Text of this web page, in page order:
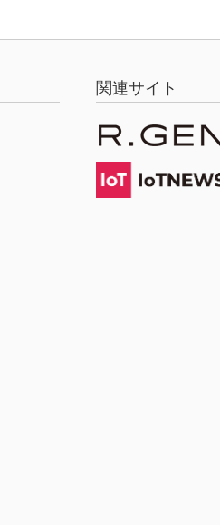
関連サイト